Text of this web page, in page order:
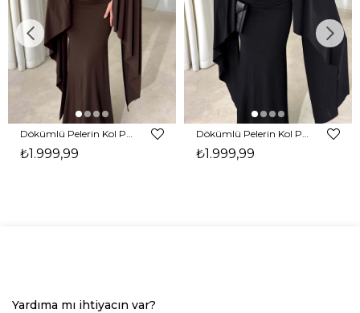
₺1.999,99 ₺1.999,99
Yardıma mı ihtiyacın var?